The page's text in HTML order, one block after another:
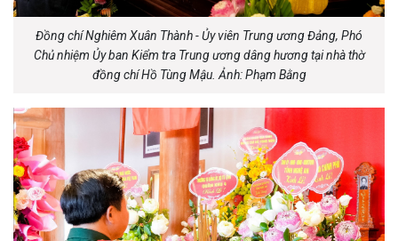
Đồng chí Nghiêm Xuân Thành - Ủy viên Trung ương Đảng, Phó
Chủ nhiệm Ủy ban Kiểm tra Trung ương dâng hương tại nhà thờ
đồng chí Hồ Tùng Mậu. Ảnh: Phạm Bằng